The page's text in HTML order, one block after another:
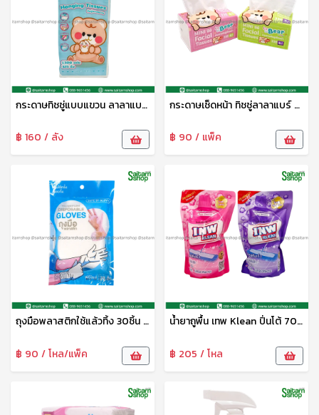
กระดาษทิชชู่แบบแขวน ลาลาแบร์ 1300แผ่น KUMU
฿ 160 / ลัง
กระดาษเช็ดหน้า ทิชชู่ลาลาแบร์ 336แผ่น KUMA
฿ 90 / แพ็ค
ถุงมือพลาสติกใช้แล้วทิ้ง 30ชิ้น แม่ค้า
฿ 90 / โหล/แพ็ค
น้ำยาถูพื้น เทพ Klean ปิ่นโต้ 700มล.
฿ 205 / โหล